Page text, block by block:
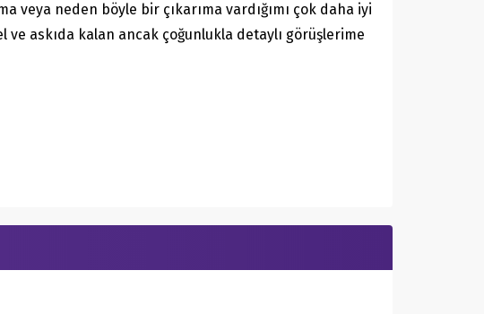
veya neden böyle bir çıkarıma vardığımı çok daha iyi
ve askıda kalan ancak çoğunlukla detaylı görüşlerime